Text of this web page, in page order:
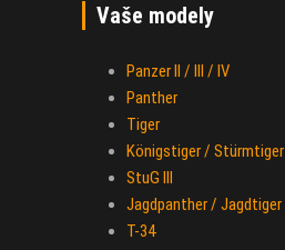
Vaše modely
Panzer II / III / IV
Panther
Tiger
Königstiger / Stürmtiger
StuG III
Jagdpanther / Jagdtiger
T-34